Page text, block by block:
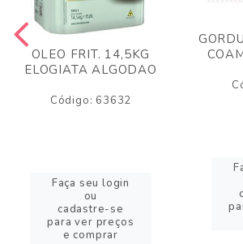
OLEO FRIT. 14,5KG
ELOGIATA ALGODAO
Código: 63632
Faça seu login
ou
cadastre-se
para ver preços
e comprar